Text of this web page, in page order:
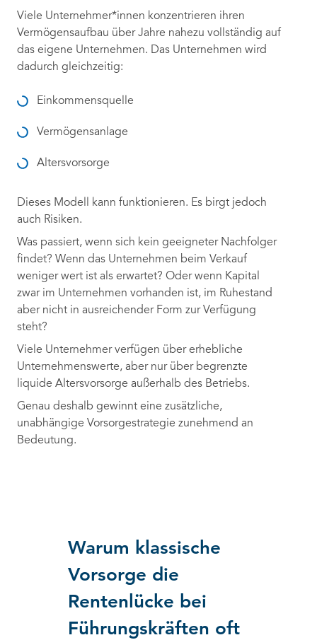
Viele Unternehmer*innen konzentrieren ihren
Vermögensaufbau über Jahre nahezu vollständig auf
das eigene Unternehmen. Das Unternehmen wird
dadurch gleichzeitig:
Einkommensquelle
Vermögensanlage
Altersvorsorge
Dieses Modell kann funktionieren. Es birgt jedoch
auch Risiken.
Was passiert, wenn sich kein geeigneter Nachfolger
findet? Wenn das Unternehmen beim Verkauf
weniger wert ist als erwartet? Oder wenn Kapital
zwar im Unternehmen vorhanden ist, im Ruhestand
aber nicht in ausreichender Form zur Verfügung
steht?
Viele Unternehmer verfügen über erhebliche
Unternehmenswerte, aber nur über begrenzte
liquide Altersvorsorge außerhalb des Betriebs.
Genau deshalb gewinnt eine zusätzliche,
unabhängige Vorsorgestrategie zunehmend an
Bedeutung.
Warum klassische
Vorsorge die
Rentenlücke bei
Führungskräften oft